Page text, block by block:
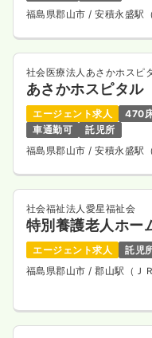
福島県郡山市/ 安積永盛駅
社会医療法人あさかホスピ
あさかホスピタル
エージェント求人 470
車通勤可
託児所
福島県郡山市/ 安積永盛駅
社会福祉法人愛星福祉会
特別養護老人ホー
エージェント求人
託児
福島県郡山市 / 郡山駅（Ｊ